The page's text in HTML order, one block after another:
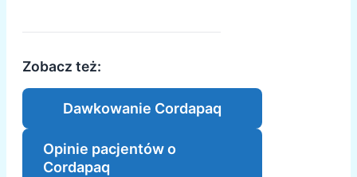
Zobacz też:
Dawkowanie Cordapaq
Opinie pacjentów o
Cordapaq